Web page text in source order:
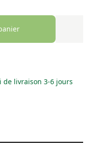
livraison 3-6 jours